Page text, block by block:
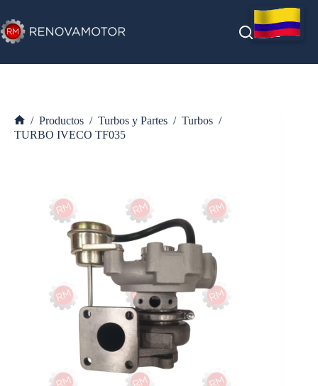
al
contenido
Inicio
/ Productos / Turbos y Partes / Turbos /
TURBO IVECO TF035